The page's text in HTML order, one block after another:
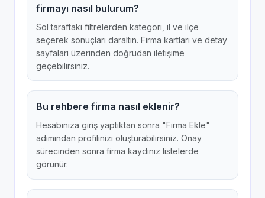
firmayı nasıl bulurum?
Sol taraftaki filtrelerden kategori, il ve ilçe
seçerek sonuçları daraltın. Firma kartları ve detay
sayfaları üzerinden doğrudan iletişime
geçebilirsiniz.
Bu rehbere firma nasıl eklenir?
Hesabınıza giriş yaptıktan sonra "Firma Ekle"
adımından profilinizi oluşturabilirsiniz. Onay
sürecinden sonra firma kaydınız listelerde
görünür.